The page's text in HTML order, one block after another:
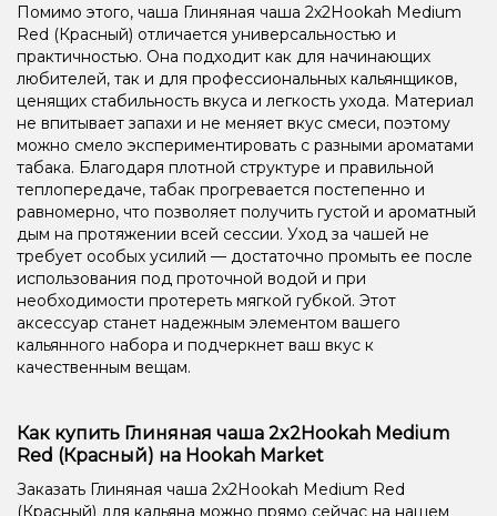
Помимо этого, чаша Глиняная чаша 2x2Hookah Medium
Red (Красный) отличается универсальностью и
практичностью. Она подходит как для начинающих
любителей, так и для профессиональных кальянщиков,
ценящих стабильность вкуса и легкость ухода. Материал
не впитывает запахи и не меняет вкус смеси, поэтому
можно смело экспериментировать с разными ароматами
табака. Благодаря плотной структуре и правильной
теплопередаче, табак прогревается постепенно и
равномерно, что позволяет получить густой и ароматный
дым на протяжении всей сессии. Уход за чашей не
требует особых усилий — достаточно промыть ее после
использования под проточной водой и при
необходимости протереть мягкой губкой. Этот
аксессуар станет надежным элементом вашего
кальянного набора и подчеркнет ваш вкус к
качественным вещам.
Как купить Глиняная чаша 2x2Hookah Medium
Red (Красный) на Hookah Market
Заказать Глиняная чаша 2x2Hookah Medium Red
(Красный) для кальяна можно прямо сейчас на нашем